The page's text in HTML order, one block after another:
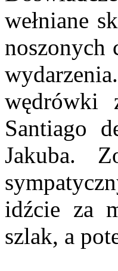
wełniane
noszonych
wędrówki
Santiago
Jakuba.
idźcie za
szlak, a